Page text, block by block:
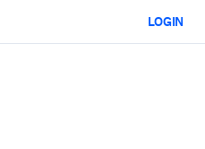
LOGIN